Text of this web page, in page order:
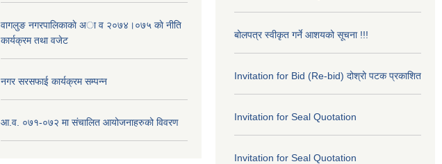
वागलुङ नगरपालिकाकाे अा‍ व २०७४।०७५ काे नीति
कार्यक्रम तथा वजेट
नगर सरसफाई कार्यक्रम सम्पन्न
आ.व. ०७१-०७२ मा संचालित आयोजनाहरुको विवरण
बोलपत्र स्वीकृत गर्ने आशयको सूचना !!!
Invitation for Bid (Re-bid) दोश्रो पटक प्रकाशित
Invitation for Seal Quotation
Invitation for Seal Quotation